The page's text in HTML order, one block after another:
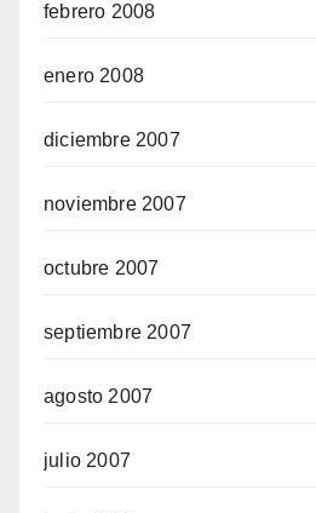
febrero 2008
enero 2008
diciembre 2007
noviembre 2007
octubre 2007
septiembre 2007
agosto 2007
julio 2007